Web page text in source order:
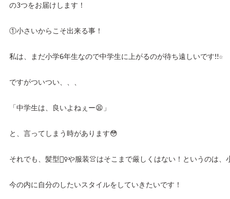
の3つをお届けします！
①小さいからこそ出来る事！
私は、まだ小学6年生なので中学生に上がるのが待ち遠しいです‼︎☆
ですがついつい、、、
「中学生は、良いよねぇー😫」
と、言ってしまう時があります😳
それでも、髪型💇‍♀️や服装👚はそこまで厳しくはない！というのは
今の内に自分のしたいスタイルをしていきたいです！